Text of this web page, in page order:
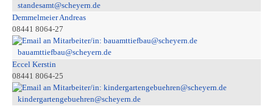
standesamt@scheyern.de
Demmelmeier Andreas
08441 8064-27
bauamttiefbau@scheyern.de
Eccel Kerstin
08441 8064-25
kindergartengebuehren@scheyern.de